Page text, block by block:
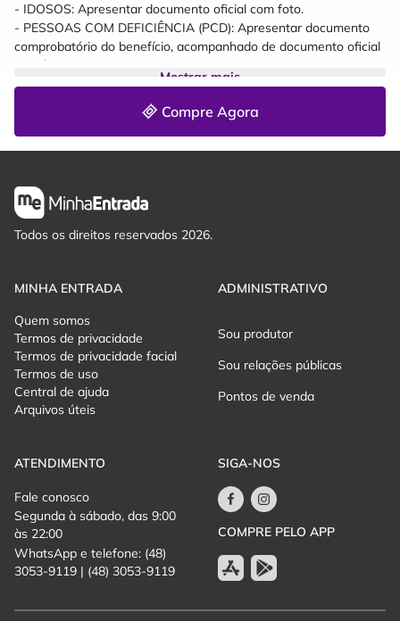
- IDOSOS: Apresentar documento oficial com foto.
- PESSOAS COM DEFICIÊNCIA (PCD): Apresentar documento
comprobatório do benefício, acompanhado de documento oficial
com foto.
- PROFESSORES: Apresentar carteira funcional emitida pela
Secretaria de Educação ou holerite, acompanhado de
documento oficial com foto.
do benefício da meia-entrada.
Mostrar mais
Compre Agora
Todos os direitos reservados 2026.
MINHA ENTRADA
Quem somos
Termos de privacidade
Termos de privacidade facial
Termos de uso
Central de ajuda
Arquivos úteis
ADMINISTRATIVO
Sou produtor
Sou relações públicas
Pontos de venda
ATENDIMENTO
Fale conosco
Segunda à sábado, das 9:00
às 22:00
WhatsApp e telefone: (48)
3053-9119 | (48) 3053-9119
SIGA-NOS
COMPRE PELO APP